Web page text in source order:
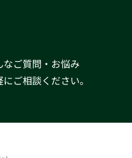
ご質問・お悩み
ご相談ください。